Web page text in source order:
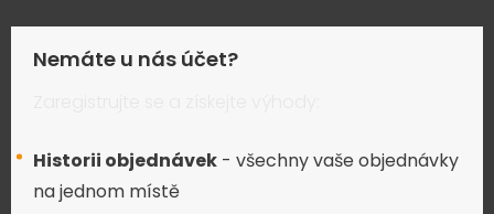
Nemáte u nás účet?
Historii objednávek - všechny vaše objednávky
na jednom místě